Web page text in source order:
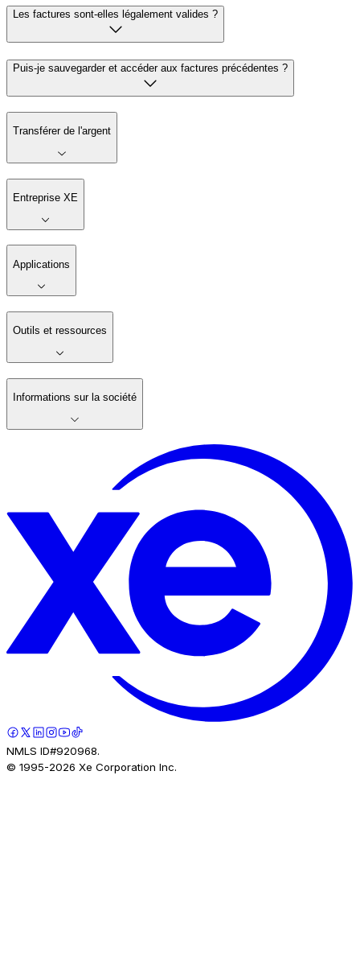
Les factures sont-elles légalement valides ?
Puis-je sauvegarder et accéder aux factures précédentes ?
Transférer de l'argent
Entreprise XE
Applications
Outils et ressources
Informations sur la société
NMLS ID#920968.
© 1995-2026 Xe Corporation Inc.